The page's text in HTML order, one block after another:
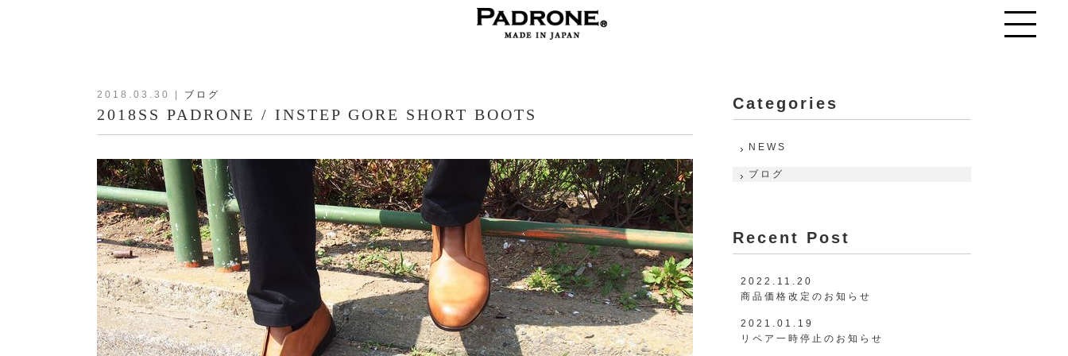
toggle
navigation
2018.03.30 ブログ
2018SS PADRONE / INSTEP GORE SHORT BOOTS
Categories
NEWS
ブログ
Recent Post
2022.11.20
商品価格改定のお知らせ
2021.01.19
リペア一時停止のお知らせ